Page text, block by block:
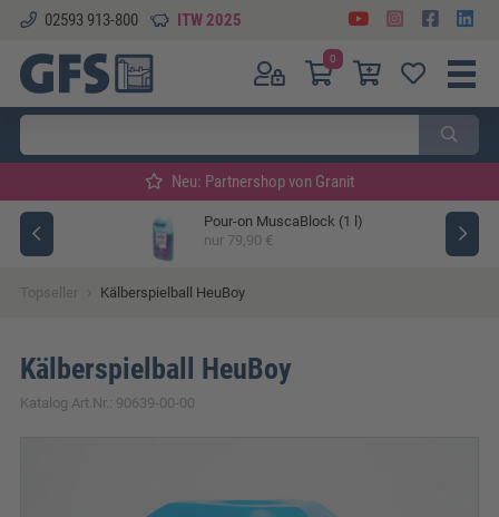
02593 913-800 ITW 2025
0
Neu: Partnershop von Granit
Pour-on MuscaBlock (1 l)
nur 79,90 €
Topseller Kälberspielball HeuBoy
Kälberspielball HeuBoy
Katalog Art.Nr.: 90639-00-00